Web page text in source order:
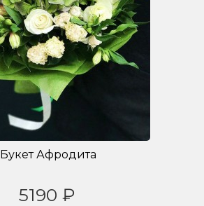
Букет Афродита
5190 ₽